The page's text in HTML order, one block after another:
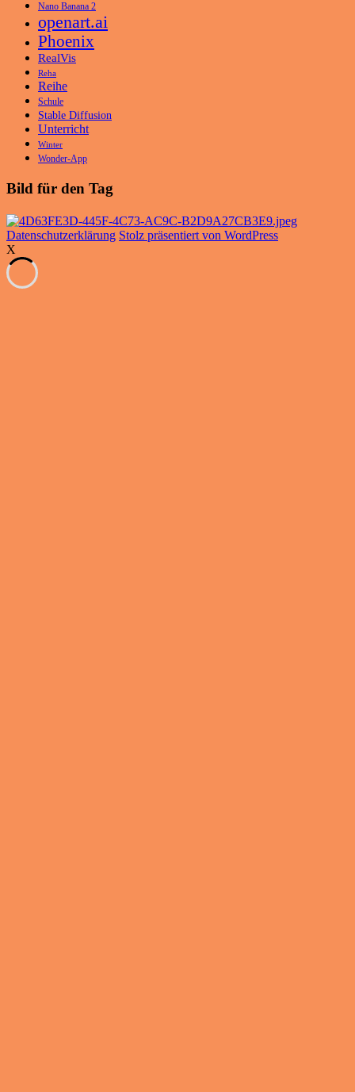
Nano Banana 2
openart.ai
Phoenix
RealVis
Reha
Reihe
Schule
Stable Diffusion
Unterricht
Winter
Wonder-App
Bild für den Tag
Datenschutzerklärung Stolz präsentiert von WordPress
X